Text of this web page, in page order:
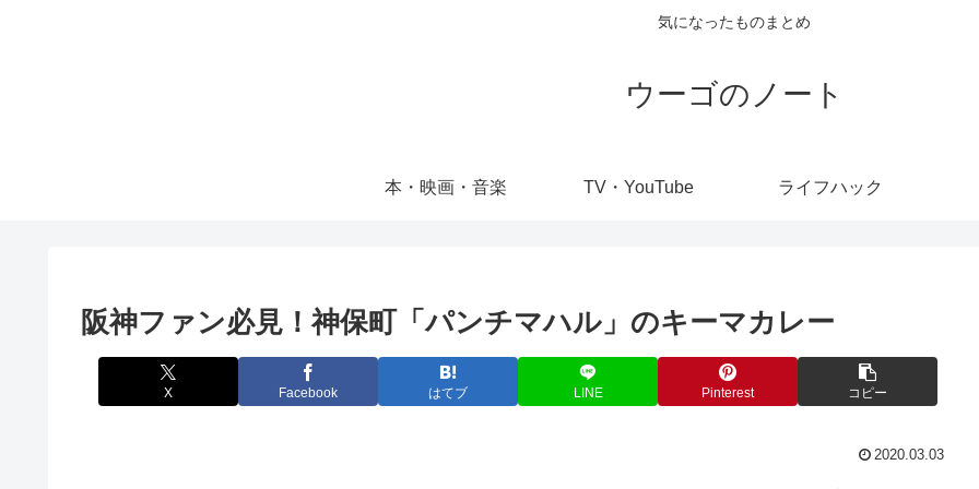
気になったものまとめ
ウーゴのノート
本・映画・音楽 TV・YouTube ライフハック
阪神ファン必見！神保町「パンチマハル」のキーマカレー
X Facebook はてブ LINE Pinterest コピー
2020.03.03